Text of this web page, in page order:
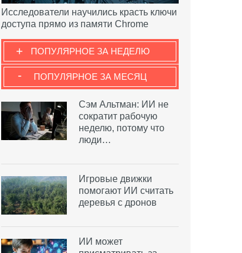
Исследователи научились красть ключи
доступа прямо из памяти Chrome
ПОПУЛЯРНОЕ ЗА НЕДЕЛЮ
+
ПОПУЛЯРНОЕ ЗА МЕСЯЦ
-
Сэм Альтман: ИИ не
сократит рабочую
неделю, потому что
люди…
Игровые движки
помогают ИИ считать
деревья с дронов
ИИ может